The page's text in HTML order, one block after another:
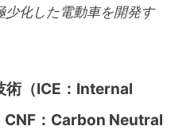
少化した電動車を開発す
術（ICE：Internal
：Carbon Neutral